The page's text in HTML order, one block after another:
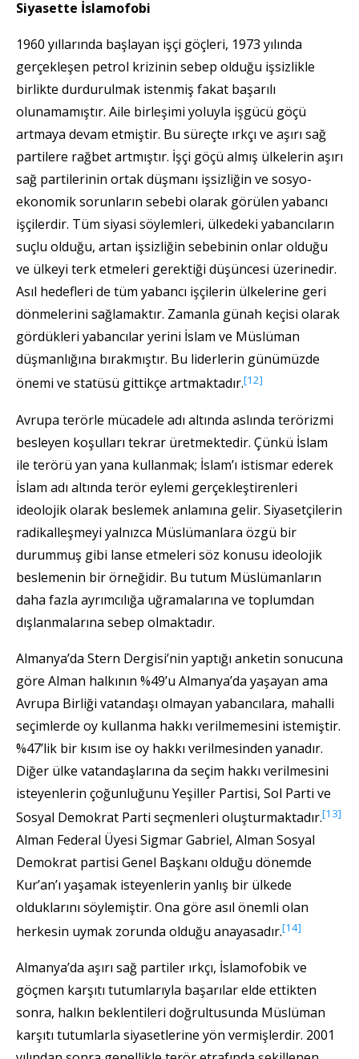
Siyasette İslamofobi
1960 yıllarında başlayan işçi göçleri, 1973 yılında
gerçekleşen petrol krizinin sebep olduğu işsizlikle
birlikte durdurulmak istenmiş fakat başarılı
olunamamıştır. Aile birleşimi yoluyla işgücü göçü
artmaya devam etmiştir. Bu süreçte ırkçı ve aşırı sağ
partilere rağbet artmıştır. İşçi göçü almış ülkelerin aşırı
sağ partilerinin ortak düşmanı işsizliğin ve sosyo-
ekonomik sorunların sebebi olarak görülen yabancı
işçilerdir. Tüm siyasi söylemleri, ülkedeki yabancıların
suçlu olduğu, artan işsizliğin sebebinin onlar olduğu
ve ülkeyi terk etmeleri gerektiği düşüncesi üzerinedir.
Asıl hedefleri de tüm yabancı işçilerin ülkelerine geri
dönmelerini sağlamaktır. Zamanla günah keçisi olarak
gördükleri yabancılar yerini İslam ve Müslüman
düşmanlığına bırakmıştır. Bu liderlerin günümüzde
önemi ve statüsü gittikçe artmaktadır.[12]
Avrupa terörle mücadele adı altında aslında terörizmi
besleyen koşulları tekrar üretmektedir. Çünkü İslam
ile terörü yan yana kullanmak; İslam’ı istismar ederek
İslam adı altında terör eylemi gerçekleştirenleri
ideolojik olarak beslemek anlamına gelir. Siyasetçilerin
radikalleşmeyi yalnızca Müslümanlara özgü bir
durummuş gibi lanse etmeleri söz konusu ideolojik
beslemenin bir örneğidir. Bu tutum Müslümanların
daha fazla ayrımcılığa uğramalarına ve toplumdan
dışlanmalarına sebep olmaktadır.
Almanya’da Stern Dergisi’nin yaptığı anketin sonucuna
göre Alman halkının %49’u Almanya’da yaşayan ama
Avrupa Birliği vatandaşı olmayan yabancılara, mahalli
seçimlerde oy kullanma hakkı verilmemesini istemiştir.
%47’lik bir kısım ise oy hakkı verilmesinden yanadır.
Diğer ülke vatandaşlarına da seçim hakkı verilmesini
isteyenlerin çoğunluğunu Yeşiller Partisi, Sol Parti ve
Sosyal Demokrat Parti seçmenleri oluşturmaktadır.[13]
Alman Federal Üyesi Sigmar Gabriel, Alman Sosyal
Demokrat partisi Genel Başkanı olduğu dönemde
Kur’an’ı yaşamak isteyenlerin yanlış bir ülkede
olduklarını söylemiştir. Ona göre asıl önemli olan
herkesin uymak zorunda olduğu anayasadır.[14]
Almanya’da aşırı sağ partiler ırkçı, İslamofobik ve
göçmen karşıtı tutumlarıyla başarılar elde ettikten
sonra, halkın beklentileri doğrultusunda Müslüman
karşıtı tutumlarla siyasetlerine yön vermişlerdir. 2001